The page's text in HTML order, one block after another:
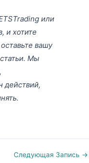
или
и хотите
вашу
Мы
действий,
Следующая Запись →